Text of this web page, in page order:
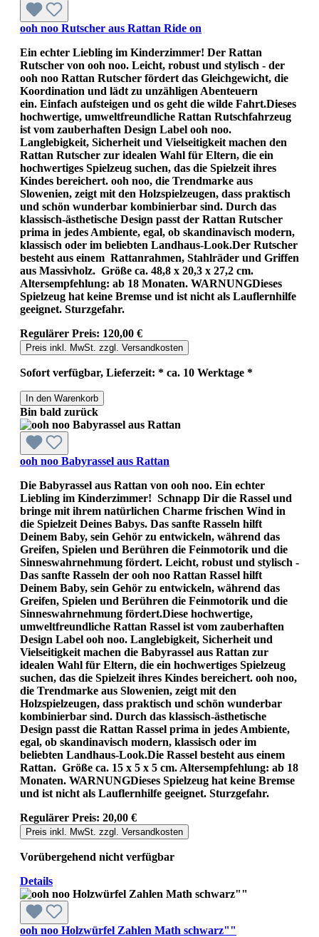
ooh noo Rutscher aus Rattan Ride on
Ein echter Liebling im Kinderzimmer! Der Rattan
Rutscher von ooh noo. Leicht, robust und stylisch - der
ooh noo Rattan Rutscher fördert das Gleichgewicht, die
Koordination und lädt zu unzähligen Abenteuern
ein. Einfach aufsteigen und os geht die wilde Fahrt.Dieses
hochwertige, umweltfreundliche Rattan Rutschfahrzeug
ist vom zauberhaften Design Label ooh noo.
Langlebigkeit, Sicherheit und Vielseitigkeit machen den
Rattan Rutscher zur idealen Wahl für Eltern, die ein
hochwertiges Spielzeug suchen, das die Spielzeit ihres
Kindes bereichert. ooh noo, die Trendmarke aus
Slowenien, zeigt mit den Holzspielzeugen, dass praktisch
und schön wunderbar kombinierbar sind. Durch das
klassisch-ästhetische Design passt der Rattan Rutscher
prima in jedes Ambiente, egal, ob skandinavisch modern,
klassisch oder im beliebten Landhaus-Look.Der Rutscher
besteht aus einem Rattanrahmen, Stahlräder und Griffen
aus Massivholz. Größe ca. 48,8 x 20,3 x 27,2 cm.
Altersempfehlung: ab 18 Monaten. WARNUNGDieses
Spielzeug hat keine Bremse und ist nicht als Lauflernhilfe
geeignet. Sturzgefahr.
Regulärer Preis: 120,00 €
Preis inkl. MwSt. zzgl. Versandkosten
Sofort verfügbar, Lieferzeit: * ca. 10 Werktage *
In den Warenkorb
Bin bald zurück
ooh noo Babyrassel aus Rattan
Die Babyrassel aus Rattan von ooh noo. Ein echter
Liebling im Kinderzimmer! Schnapp Dir die Rassel und
bringe mit ihrem natürlichen Charme frischen Wind in
die Spielzeit Deines Babys. Das sanfte Rasseln hilft
Deinem Baby, sein Gehör zu entwickeln, während das
Greifen, Spielen und Berühren die Feinmotorik und die
Sinneswahrnehmung fördert. Leicht, robust und stylisch -
Das sanfte Rasseln der ooh noo Rattan Rassel hilft
Deinem Baby, sein Gehör zu entwickeln, während das
Greifen, Spielen und Berühren die Feinmotorik und die
Sinneswahrnehmung fördert.Diese hochwertige,
umweltfreundliche Rattan Rassel ist vom zauberhaften
Design Label ooh noo. Langlebigkeit, Sicherheit und
Vielseitigkeit machen die Babyrassel aus Rattan zur
idealen Wahl für Eltern, die ein hochwertiges Spielzeug
suchen, das die Spielzeit ihres Kindes bereichert. ooh noo,
die Trendmarke aus Slowenien, zeigt mit den
Holzspielzeugen, dass praktisch und schön wunderbar
kombinierbar sind. Durch das klassisch-ästhetische
Design passt die Rattan Rassel prima in jedes Ambiente,
egal, ob skandinavisch modern, klassisch oder im
beliebten Landhaus-Look.Die Rassel besteht aus einem
Rattan. Größe ca. 15 x 5 x 5 cm. Altersempfehlung: ab 18
Monaten. WARNUNGDieses Spielzeug hat keine Bremse
und ist nicht als Lauflernhilfe geeignet. Sturzgefahr.
Regulärer Preis: 20,00 €
Preis inkl. MwSt. zzgl. Versandkosten
Vorübergehend nicht verfügbar
Details
ooh noo Holzwürfel Zahlen Math schwarz""